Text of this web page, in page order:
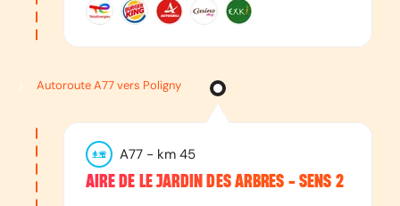
Autoroute A77 vers Poligny
A77 - km 45
AIRE DE LE JARDIN DES ARBRES - SENS 2